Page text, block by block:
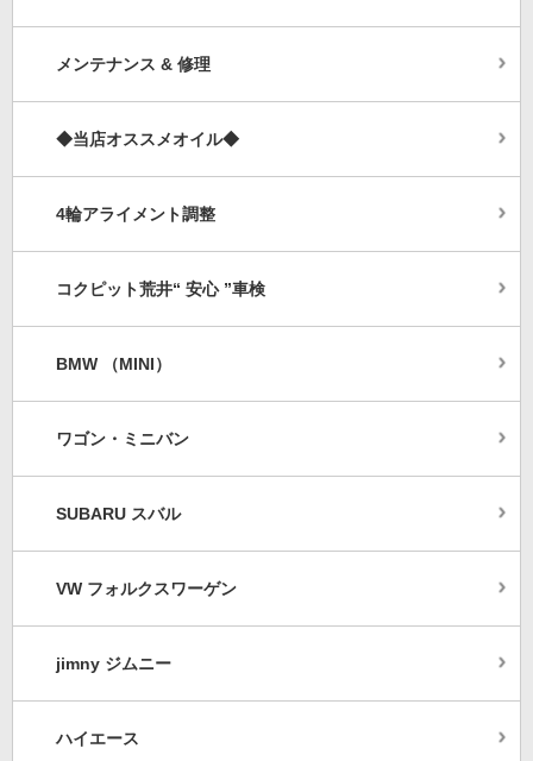
メンテナンス & 修理
◆当店オススメオイル◆
4輪アライメント調整
コクピット荒井“ 安心 ”車検
BMW （MINI）
ワゴン・ミニバン
SUBARU スバル
VW フォルクスワーゲン
jimny ジムニー
ハイエース